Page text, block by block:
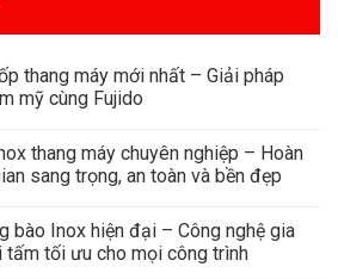
thang máy mới nhất – Giải pháp
mỹ cùng Fujido
thang máy chuyên nghiệp – Hoàn
sang trọng, an toàn và bền đẹp
bào Inox hiện đại – Công nghệ gia
tấm tối ưu cho mọi công trình